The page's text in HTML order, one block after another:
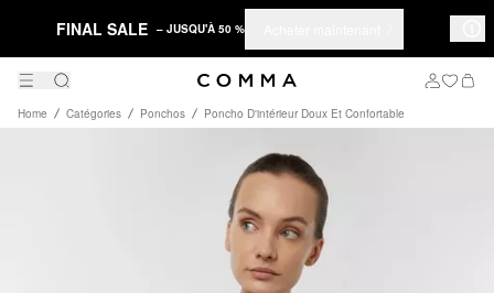
FINAL SALE – JUSQU'À 50 %
Home Catégories Ponchos Poncho D'intérieur Doux Et Confortable